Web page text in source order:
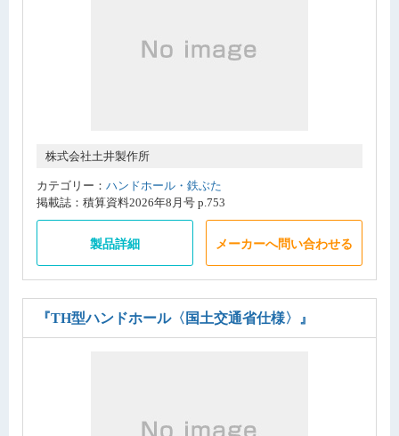
株式会社土井製作所
カテゴリー： ハンドホール・鉄ぶた
掲載誌：積算資料2026年8月号 p.753
製品詳細 メーカーへ問い合わせる
『TH型ハンドホール〈国土交通省仕様〉』